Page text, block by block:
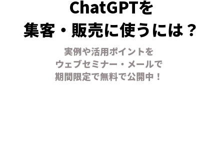
ChatGPTを
集客・販売に使うには？
実例や活用ポイントを
ウェブセミナー・メールで
期間限定で無料で公開中！